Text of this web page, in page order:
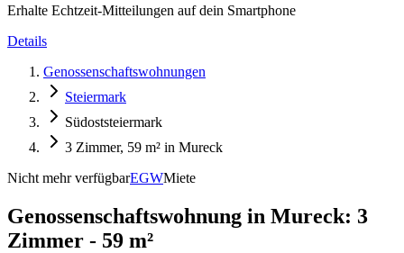
Erhalte Echtzeit-Mitteilungen auf dein Smartphone
Details
Genossenschaftswohnungen
Steiermark
Südoststeiermark
3 Zimmer, 59 m² in Mureck
Nicht mehr verfügbarEGWMiete
Genossenschaftswohnung in Mureck: 3
Zimmer - 59 m²